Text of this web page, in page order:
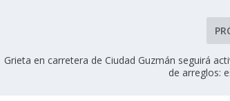
Grieta en carretera de Ciudad Guzmán seguirá
de arreglos: